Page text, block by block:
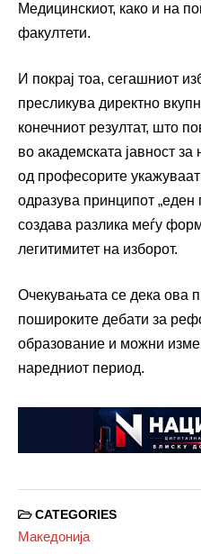
Медицинскиот, како и на
факултети.
И покрај тоа, сегашниот
пресликува директно
конечниот резултат, што
во академската јавност
од професорите
одразува принципот
создава разлика меѓу
легитимитет на изборот.
Очекувањата се дека ова
пошироките дебати за
образование и можни
наредниот период.
CATEGORIES
Македонија